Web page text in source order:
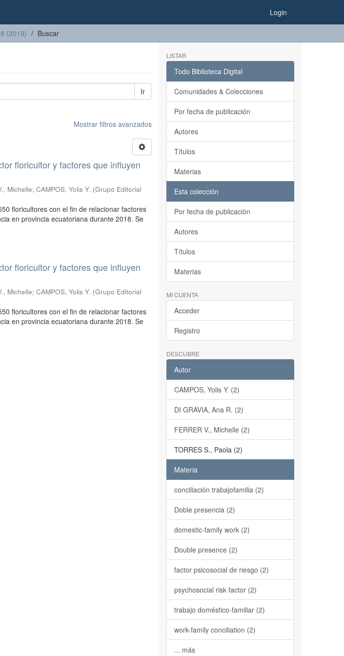
Login
(2019) Buscar
Ir
Mostrar filtros avanzados
floricultor y factores que influyen
Michelle;CAMPOS, Yolis Y. (Grupo Editorial
floricultores con el fin de relacionar factores
en provincia ecuatoriana durante 2018. Se
floricultor y factores que influyen
Michelle;CAMPOS, Yolis Y. (Grupo Editorial
floricultores con el fin de relacionar factores
en provincia ecuatoriana durante 2018. Se
LISTAR
Todo Biblioteca Digital
Comunidades & Colecciones
Por fecha de publicación
Autores
Títulos
Materias
Esta colección
Por fecha de publicación
Autores
Títulos
Materias
MI CUENTA
Acceder
Registro
DESCUBRE
Autor
CAMPOS, Yolis Y. (2)
DI GRAVIA, Ana R. (2)
FERRER V., Michelle (2)
TORRES S., Paola (2)
Materia
conciliación trabajofamilia (2)
Doble presencia (2)
domestic-family work (2)
Double presence (2)
factor psicosocial de riesgo (2)
psychosocial risk factor (2)
trabajo doméstico-familiar (2)
work-family conciliation (2)
... más